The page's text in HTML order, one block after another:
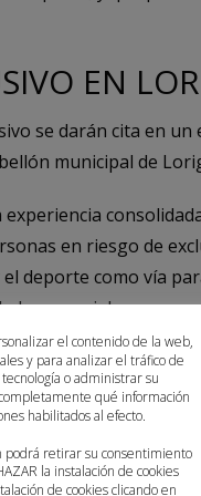
EN
se darán cita en
municipal de
en riesgo de
deporte como vía
especiales.
entre los que se
el Balonmano
de toda la
suma más
el contenido de la web,
y para analizar el tráfico de
o administrar su
qué información
habilitados al efecto.
podrá retirar su consentimiento
la instalación de cookies
de cookies clicando en